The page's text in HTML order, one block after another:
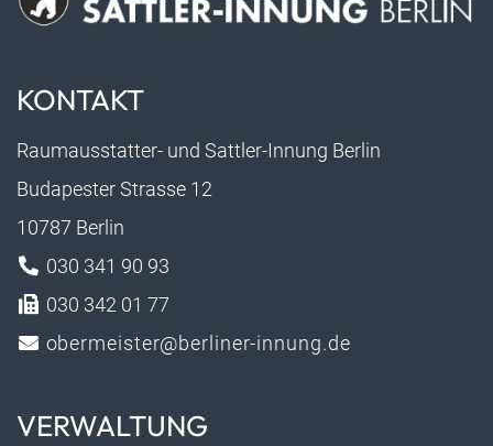
KONTAKT
Raumausstatter- und Sattler-Innung Berlin
Budapester Strasse 12
10787 Berlin
030 341 90 93
030 342 01 77
obermeister@berliner-innung.de
VERWALTUNG